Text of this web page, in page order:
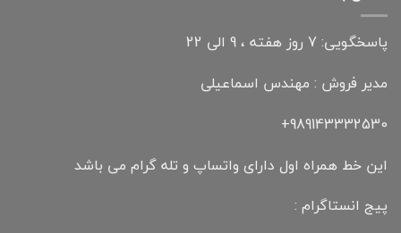
پاسخگویی: 7 روز هفته ، 9 الی 22
مدیر فروش : مهندس اسماعیلی
989143332530+
این خط همراه اول دارای واتساپ و تله گرام می باشد
پیج انستاگرام :